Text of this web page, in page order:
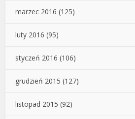
marzec 2016 (125)
luty 2016 (95)
styczeń 2016 (106)
grudzień 2015 (127)
listopad 2015 (92)